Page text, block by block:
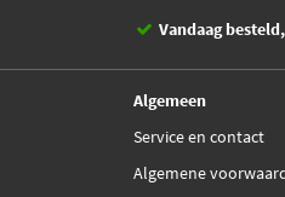
Vandaag besteld,
Algemeen
Service en contact
Algemene